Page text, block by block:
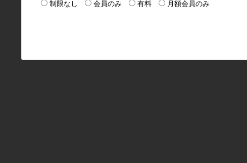
制限なし 会員のみ 有料 月額会員のみ